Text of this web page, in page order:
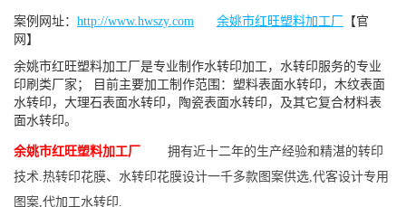
案例网址： http://www.hwszy.com 余姚市红旺塑料加工厂
【官
网】
余姚市红旺塑料加工厂是专业制作水转印加工，水转印服务的专业
印刷类厂家； 目前主要加工制作范围：塑料表面水转印，木纹表面
水转印，大理石表面水转印，陶瓷表面水转印，及其它复合材料表
面水转印。
余姚市红旺塑料加工厂
拥有近十二年的生产经验和精湛的转印
技术.热转印花膜、水转印花膜设计一千多款图案供选,代客设计专用
图案,代加工水转印.